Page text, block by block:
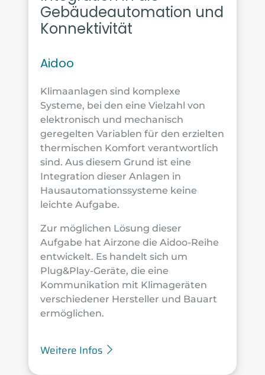
Gebäudeautomation und
Konnektivität
Aidoo
Klimaanlagen sind komplexe
Systeme, bei den eine Vielzahl von
elektronisch und mechanisch
geregelten Variablen für den erzielten
thermischen Komfort verantwortlich
sind. Aus diesem Grund ist eine
Integration dieser Anlagen in
Hausautomationssysteme keine
leichte Aufgabe.
Zur möglichen Lösung dieser
Aufgabe hat Airzone die Aidoo-Reihe
entwickelt. Es handelt sich um
Plug&Play-Geräte, die eine
Kommunikation mit Klimageräten
verschiedener Hersteller und Bauart
ermöglichen.
Weitere Infos